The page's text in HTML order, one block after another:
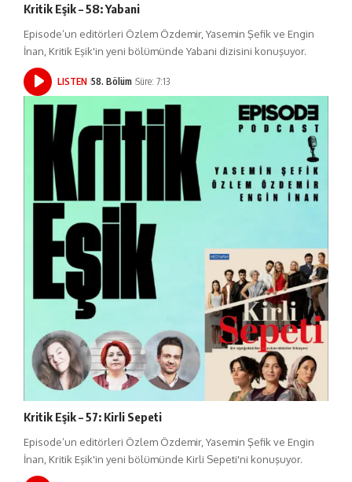
Kritik Eşik – 58: Yabani
Episode’un editörleri Özlem Özdemir, Yasemin Şefik ve Engin
İnan, Kritik Eşik'in yeni bölümünde Yabani dizisini konuşuyor.
LISTEN 58. Bölüm Süre: 7:13
Kritik Eşik – 57: Kirli Sepeti
Episode’un editörleri Özlem Özdemir, Yasemin Şefik ve Engin
İnan, Kritik Eşik'in yeni bölümünde Kirli Sepeti'ni konuşuyor.